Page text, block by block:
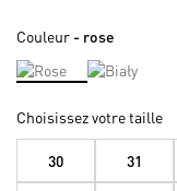
gallery
Couleur - rose
Choisissez votre taille
30 31